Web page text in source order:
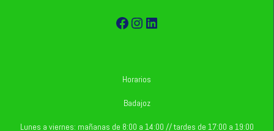
Facebook
Instagram
LinkedIn
Horarios
Badajoz
Lunes a viernes: mañanas de 8:00 a 14:00 // tardes de 17:00 a 19:00